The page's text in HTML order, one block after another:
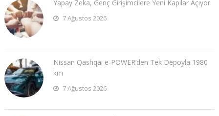
Yapay Zeka, Genç Girişimcilere Yeni Kapılar Açıyor
7 Ağustos 2026
Nissan Qashqai e-POWER’den Tek Depoyla 1980
km
7 Ağustos 2026